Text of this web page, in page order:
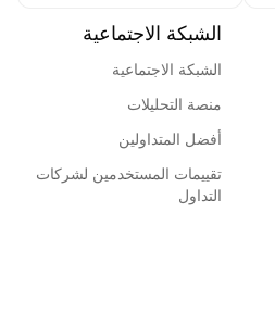
الشبكة الاجتماعية
الشبكة الاجتماعية
منصة التحليلات
أفضل المتداولين
تقييمات المستخدمين لشركات
التداول